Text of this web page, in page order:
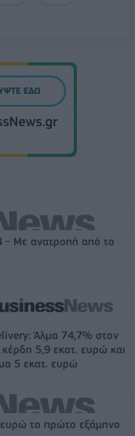
- Με ανατροπή από το
Άλμα 74,7% στον
κέρδη 5,9 εκατ. ευρώ και
5 εκατ. ευρώ
το πρώτο εξάμηνο